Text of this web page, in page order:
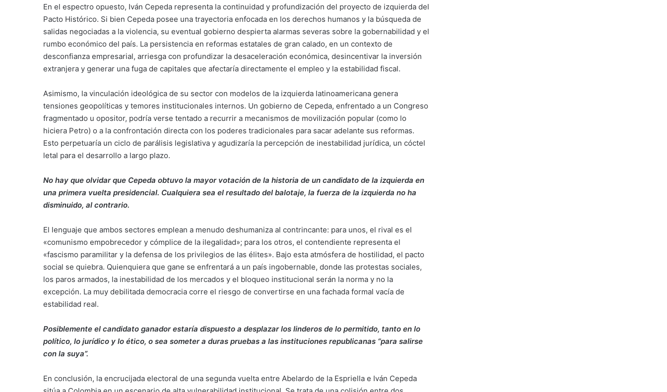
En el espectro opuesto, Iván Cepeda representa la continuidad y profundización del proyecto de izquierda del
Pacto Histórico. Si bien Cepeda posee una trayectoria enfocada en los derechos humanos y la búsqueda de
salidas negociadas a la violencia, su eventual gobierno despierta alarmas severas sobre la gobernabilidad y el
rumbo económico del país. La persistencia en reformas estatales de gran calado, en un contexto de
desconfianza empresarial, arriesga con profundizar la desaceleración económica, desincentivar la inversión
extranjera y generar una fuga de capitales que afectaría directamente el empleo y la estabilidad fiscal.
Asimismo, la vinculación ideológica de su sector con modelos de la izquierda latinoamericana genera
tensiones geopolíticas y temores institucionales internos. Un gobierno de Cepeda, enfrentado a un Congreso
fragmentado u opositor, podría verse tentado a recurrir a mecanismos de movilización popular (como lo
hiciera Petro) o a la confrontación directa con los poderes tradicionales para sacar adelante sus reformas.
Esto perpetuaría un ciclo de parálisis legislativa y agudizaría la percepción de inestabilidad jurídica, un cóctel
letal para el desarrollo a largo plazo.
No hay que olvidar que Cepeda obtuvo la mayor votación de la historia de un candidato de la izquierda en
una primera vuelta presidencial. Cualquiera sea el resultado del balotaje, la fuerza de la izquierda no ha
disminuido, al contrario.
El lenguaje que ambos sectores emplean a menudo deshumaniza al contrincante: para unos, el rival es el
«comunismo empobrecedor y cómplice de la ilegalidad»; para los otros, el contendiente representa el
«fascismo paramilitar y la defensa de los privilegios de las élites». Bajo esta atmósfera de hostilidad, el pacto
social se quiebra. Quienquiera que gane se enfrentará a un país ingobernable, donde las protestas sociales,
los paros armados, la inestabilidad de los mercados y el bloqueo institucional serán la norma y no la
excepción. La muy debilitada democracia corre el riesgo de convertirse en una fachada formal vacía de
estabilidad real.
Posiblemente el candidato ganador estaría dispuesto a desplazar los linderos de lo permitido, tanto en lo
político, lo jurídico y lo ético, o sea someter a duras pruebas a las instituciones republicanas “para salirse
con la suya”.
En conclusión, la encrucijada electoral de una segunda vuelta entre Abelardo de la Espriella e Iván Cepeda